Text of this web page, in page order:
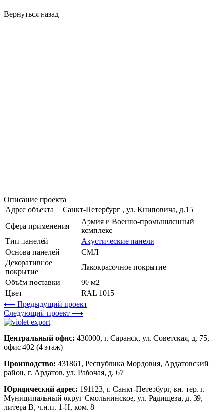
Вернуться назад
Описание проекта
Адрес объекта
Санкт-Петербург , ул. Книповича, д.15
Сфера применения
Армия и Военно-промышленный
комплекс
Тип панелей
Акустические панели
Основа панелей
СМЛ
Декоративное
покрытие
Лакокрасочное покрытие
Объём поставки
90 м2
Цвет
RAL 1015
⟵ Предыдущий проект
Следующий проект ⟶
Центральный офис: 430000, г. Саранск, ул. Советская, д. 75,
офис 402 (4 этаж)
Производство: 431861, Республика Мордовия, Ардатовский
район, г. Ардатов, ул. Рабочая, д. 67
Юридический адрес: 191123, г. Санкт-Петербург, вн. тер. г.
Муниципальный округ Смольнинское, ул. Радищева, д. 39,
литера В, ч.н.п. 1-Н, ком. 8